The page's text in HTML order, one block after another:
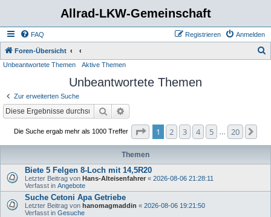
Allrad-LKW-Gemeinschaft
FAQ Anmelden
Registrieren
Foren-Übersicht
Unbeantwortete Themen Aktive Themen
Unbeantwortete Themen
Zur erweiterten Suche
Suche
Die Suche ergab mehr als 1000 Treffer Seite von
1 2 3 4 5 20
Themen
Biete 5 Felgen 8-Loch mit 14,5R20
Letzter Beitrag von Hans-Alteisenfahrer « 2026-08-06 21:28:11
Verfasst in Angebote
Suche Cetoni Apa Getriebe
Letzter Beitrag von hanomagmaddin « 2026-08-06 19:21:50
Verfasst in Gesuche